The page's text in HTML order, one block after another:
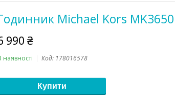
Michael Kors MK3650
990 ₴
наявності Код: 178016578
Купити